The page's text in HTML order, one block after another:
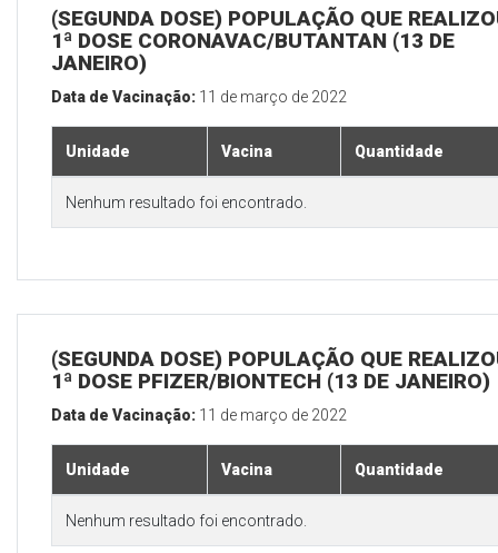
(SEGUNDA DOSE) POPULAÇÃO QUE
1ª DOSE CORONAVAC/BUTANTAN (13 DE
JANEIRO)
Data de Vacinação: 11 de março de 2022
Unidade Vacina Quantidade
Nenhum resultado foi encontrado.
(SEGUNDA DOSE) POPULAÇÃO QUE
1ª DOSE PFIZER/BIONTECH (13 DE JANEIRO)
Data de Vacinação: 11 de março de 2022
Unidade Vacina Quantidade
Nenhum resultado foi encontrado.